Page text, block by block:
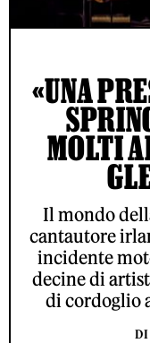
«UNA
MOLTI
Il mondo
cantautore
incidente
decine di
di cordoglio
DI